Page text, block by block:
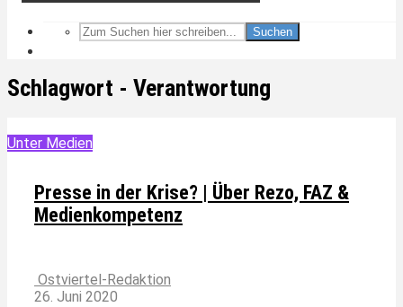
Suchen
Schlagwort - Verantwortung
Unter Medien
Presse in der Krise? | Über Rezo, FAZ &
Medienkompetenz
Ostviertel-Redaktion
26. Juni 2020